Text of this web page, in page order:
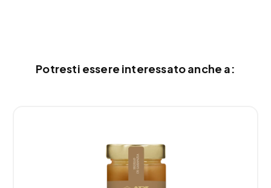
Potresti essere interessato anche a: